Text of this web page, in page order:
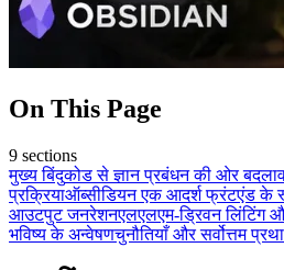
On This Page
9 sections
मुख्य बिंदुकोड से ज्ञान प्रबंधन की ओर
प्रक्रियाऑब्सीडियन एक आदर्श फ्रंटएंड के
आउटपुट जनरेशनएलएलएम-ड्रिवन लिंटिंग
भविष्य के अन्वेषणचुनौतियाँ और सर्वोत्तम